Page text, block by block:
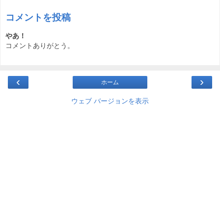
コメントを投稿
やあ！
コメントありがとう。
‹ ›
ホーム
ウェブ バージョンを表示